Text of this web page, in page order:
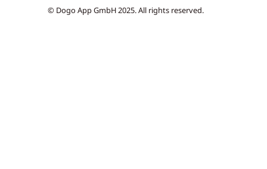
© Dogo App GmbH 2025. All rights reserved.